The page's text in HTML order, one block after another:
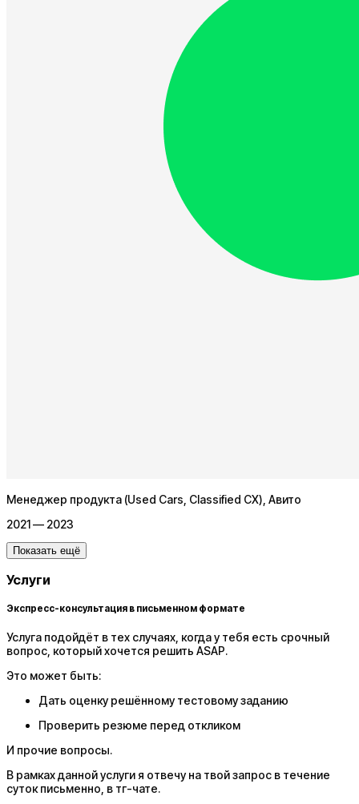
Менеджер продукта (Used Cars, Classified CX) , Авито
2021 — 2023
Показать ещё
Услуги
Экспресс-консультация в письменном формате
Услуга подойдёт в тех случаях, когда у тебя есть срочный
вопрос, который хочется решить ASAP.
Это может быть:
Дать оценку решённому тестовому заданию
Проверить резюме перед откликом
И прочие вопросы.
В рамках данной услуги я отвечу на твой запрос в течение
суток письменно, в тг-чате.